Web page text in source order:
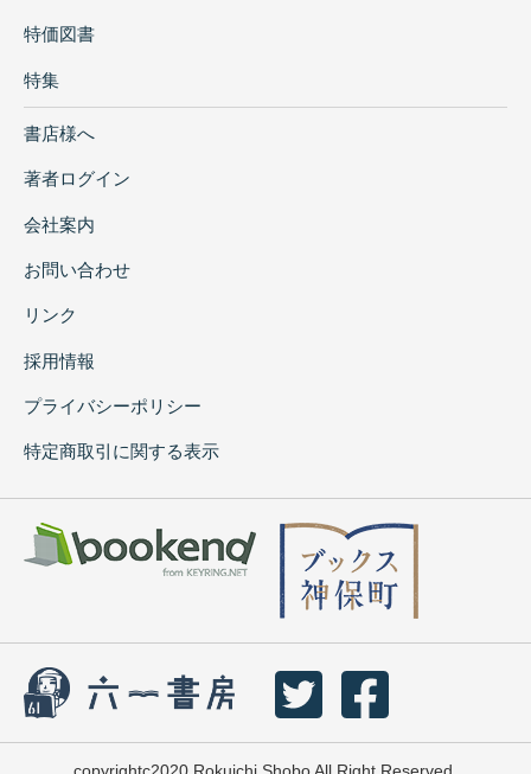
特価図書
特集
書店様へ
著者ログイン
会社案内
お問い合わせ
リンク
採用情報
プライバシーポリシー
特定商取引に関する表示